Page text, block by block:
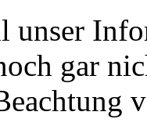
unser
gar